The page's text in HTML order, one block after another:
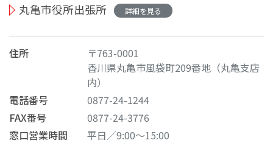
丸亀市役所出張所 詳細を見る
住所
〒763-0001
香川県丸亀市風袋町209番地（丸亀支店
内）
電話番号
0877-24-1244
FAX番号
0877-24-3776
窓口営業時間
平日／9:00～15:00